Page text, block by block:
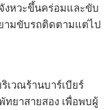
งหวะขึ้นคร่อมและขับ
ามขับรถติดตามแต่ไป
เวณร้านบาร์เบียร์
ยาสายสอง เพื่อพบผู้